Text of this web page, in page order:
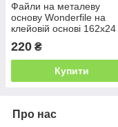
Файли на металеву
основу Wonderfile на
клейовій основі
240 грит, 50 шт
220 ₴
Купити
Про нас